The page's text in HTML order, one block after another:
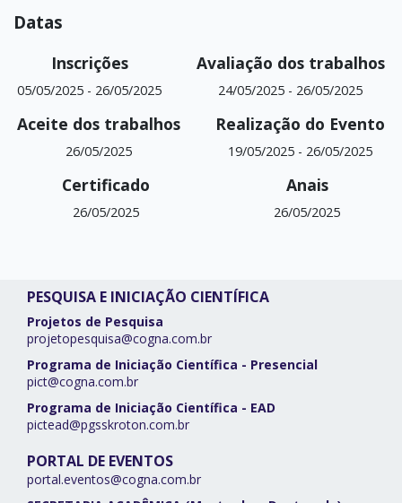
Datas
Inscrições
05/05/2025 - 26/05/2025
Avaliação dos trabalhos
24/05/2025 - 26/05/2025
Aceite dos trabalhos
26/05/2025
Realização do Evento
19/05/2025- 26/05/2025
Certificado
26/05/2025
Anais
26/05/2025
PESQUISA E INICIAÇÃO CIENTÍFICA
Projetos de Pesquisa
projetopesquisa@cogna.com.br
Programa de Iniciação Científica - Presencial
pict@cogna.com.br
Programa de Iniciação Científica - EAD
pictead@pgsskroton.com.br
PORTAL DE EVENTOS
portal.eventos@cogna.com.br